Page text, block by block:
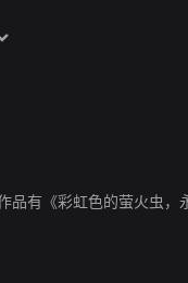
品有《彩虹色的萤火虫，